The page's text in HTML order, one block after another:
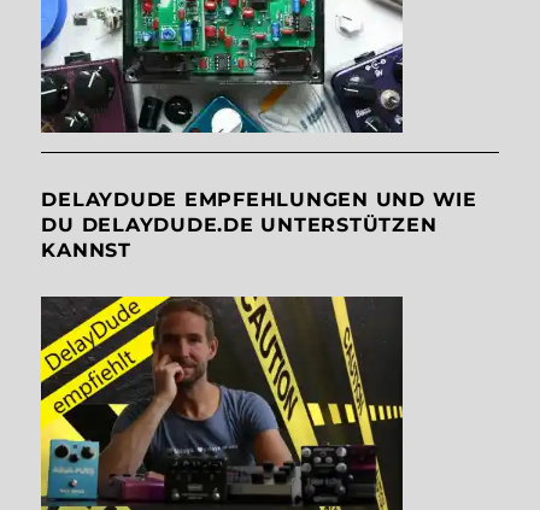
DELAYDUDE EMPFEHLUNGEN UND WIE
DU DELAYDUDE.DE UNTERSTÜTZEN
KANNST